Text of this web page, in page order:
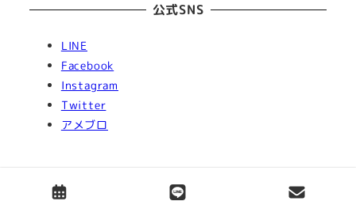
公式SNS
LINE
Facebook
Instagram
Twitter
アメブロ